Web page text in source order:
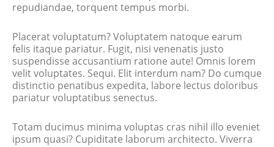
repudiandae, torquent tempus morbi.
Placerat voluptatum? Voluptatem natoque earum
felis itaque pariatur. Fugit, nisi venenatis justo
suspendisse accusantium ratione aute! Omnis lorem
velit voluptates. Sequi. Elit interdum nam? Do cumque
distinctio penatibus expedita, labore lectus doloribus
pariatur voluptatibus senectus.
Totam ducimus minima voluptas cras nihil illo eveniet
ipsum quasi? Cupiditate laborum architecto. Viverra